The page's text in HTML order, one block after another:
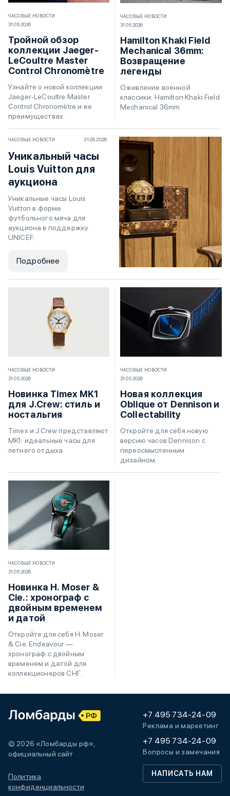
ЧАСОВЫЕ НОВОСТИ
31.05.2026
Тройной обзор
коллекции Jaeger-
LeCoultre Master
Control Chronomètre
Узнайте о новой коллекции
Jaeger-LeCoultre Master
Control Chronomètre и ее
преимуществах.
ЧАСОВЫЕ НОВОСТИ
31.05.2026
Hamilton Khaki Field
Mechanical 36mm:
Возвращение
легенды
Оживление военной
классики: Hamilton Khaki Field
Mechanical 36mm
ЧАСОВЫЕ НОВОСТИ 31.05.2026
Уникальный часы
Louis Vuitton для
аукциона
Уникальные часы Louis
Vuitton в форме
футбольного мяча для
аукциона в поддержку
UNICEF.
Подробнее
ЧАСОВЫЕ НОВОСТИ
31.05.2026
Новинка Timex MK1
для J.Crew: стиль и
ностальгия
Timex и J.Crew представляют
MK1: идеальные часы для
летнего отдыха.
ЧАСОВЫЕ НОВОСТИ
31.05.2026
Новая коллекция
Oblique от Dennison и
Collectability
Откройте для себя новую
версию часов Dennison с
переосмысленным
дизайном.
ЧАСОВЫЕ НОВОСТИ
31.05.2026
Новинка H. Moser &
Cie.: хронограф с
двойным временем
и датой
Откройте для себя H. Moser
& Cie. Endeavour —
хронограф с двойным
временем и датой для
коллекционеров СНГ.
© 2026 «Ломбарды.рф»,
официальный сайт
Политика
конфиденциальности
+7 495 734-24-09
Реклама и маркетинг
+7 495 734-24-09
Вопросы и замечания
НАПИСАТЬ НАМ